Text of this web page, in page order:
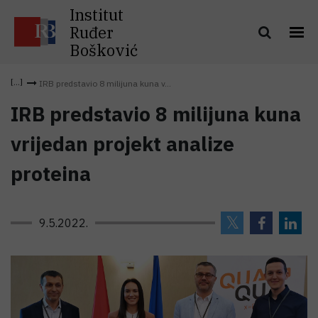
Institut
Ruđer
Bošković
IRB predstavio 8 milijuna kuna v...
IRB predstavio 8 milijuna kuna
vrijedan projekt analize
proteina
9.5.2022.